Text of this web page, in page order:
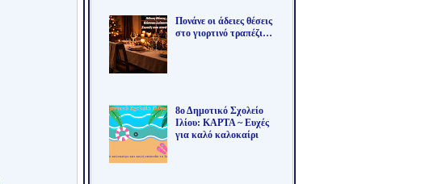
Πονάνε οι άδειες θέσεις
στο γιορτινό τραπέζι…
8ο Δημοτικό Σχολείο
Ιλίου: ΚΑΡΤΑ ~ Ευχές
για καλό καλοκαίρι